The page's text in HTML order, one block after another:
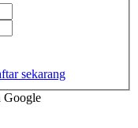
sekarang